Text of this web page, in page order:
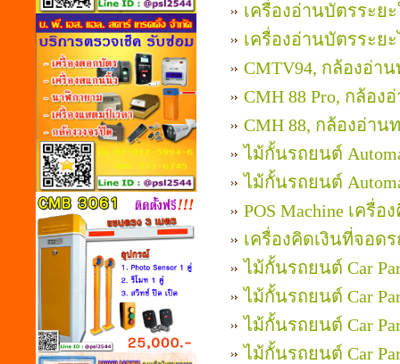
เครื่องอ่านบัตรระยะ
เครื่องอ่านบัตรระยะ
CMTV94, กล้องอ่า
CMH 88 Pro, กล้อง
CMH 88, กล้องอ่าน
ไม้กั้นรถยนต์
ไม้กั้นรถยนต์
POS Machine เครื่
เครื่องคิดเงินที่จอด
ไม้กั้นรถยนต์ Car
ไม้กั้นรถยนต์ Car
ไม้กั้นรถยนต์ Car
ไม้กั้นรถยนต์ Car